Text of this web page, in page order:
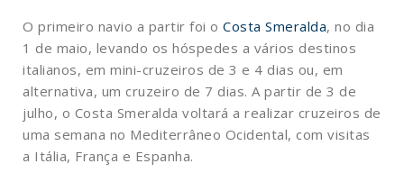
O primeiro navio a partir foi o Costa Smeralda, no dia
1 de maio, levando os hóspedes a vários destinos
italianos, em mini-cruzeiros de 3 e 4 dias ou, em
alternativa, um cruzeiro de 7 dias. A partir de 3 de
julho, o Costa Smeralda voltará a realizar cruzeiros de
uma semana no Mediterrâneo Ocidental, com visitas
a Itália, França e Espanha.